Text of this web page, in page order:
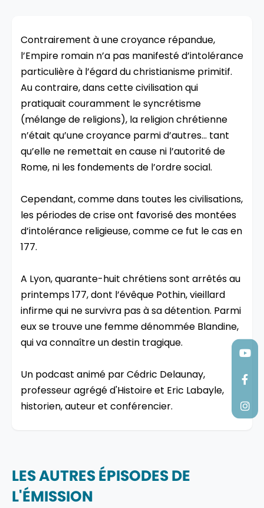
Contrairement à une croyance répandue,
l’Empire romain n’a pas manifesté d’intolérance
particulière à l’égard du christianisme primitif.
Au contraire, dans cette civilisation qui
pratiquait couramment le syncrétisme
(mélange de religions), la religion chrétienne
n’était qu’une croyance parmi d’autres… tant
qu’elle ne remettait en cause ni l’autorité de
Rome, ni les fondements de l’ordre social.
Cependant, comme dans toutes les civilisations,
les périodes de crise ont favorisé des montées
d’intolérance religieuse, comme ce fut le cas en
177.
A Lyon, quarante-huit chrétiens sont arrêtés au
printemps 177, dont l’évêque Pothin, vieillard
infirme qui ne survivra pas à sa détention. Parmi
eux se trouve une femme dénommée Blandine,
qui va connaître un destin tragique.
Un podcast animé par Cédric Delaunay,
professeur agrégé d'Histoire et Eric Labayle,
historien, auteur et conférencier.
LES AUTRES ÉPISODES DE
L'ÉMISSION